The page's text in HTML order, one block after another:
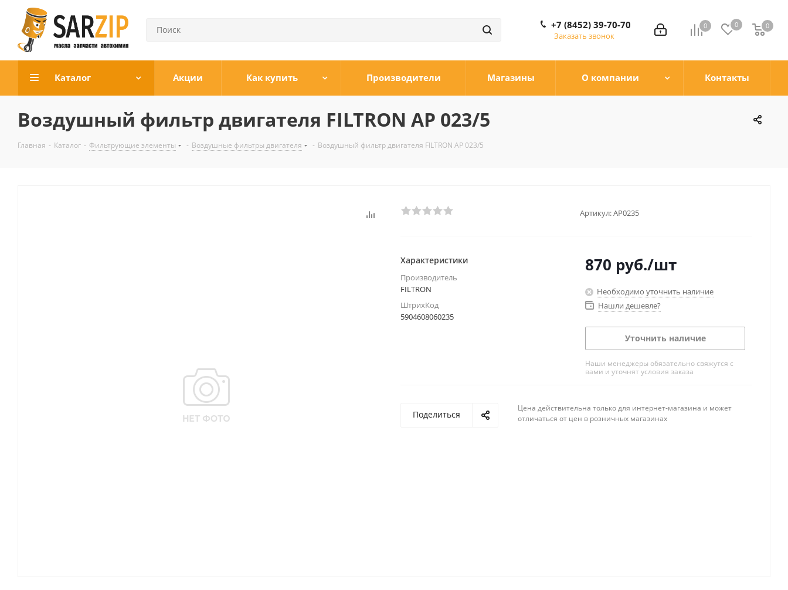
0 0 0
0
+7 (8452) 39-70-70
Заказать звонок
Каталог Акции Как купить Производители Магазины О компании Контакты
Воздушный фильтр двигателя FILTRON AP 023/5
Главная - Каталог - Фильтрующие элементы - Воздушные фильтры двигателя - Воздушный фильтр двигателя FILTRON AP 023/5
Артикул:AP0235
Характеристики
Производитель
FILTRON
ШтрихКод
5904608060235
870 руб./шт
Необходимо уточнить наличие
Нашли дешевле?
Уточнить наличие
Наши менеджеры обязательно свяжутся с
вами и уточнят условия заказа
Поделиться
Цена действительна только для интернет-магазина и может
отличаться от цен в розничных магазинах